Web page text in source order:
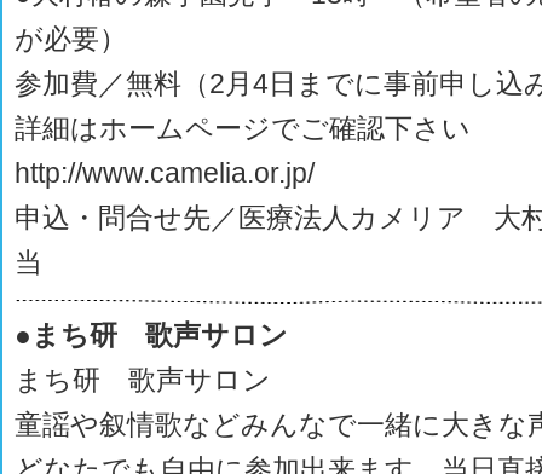
が必要）
参加費／無料（2月4日までに事前申し込
詳細はホームページでご確認下さい
http://www.camelia.or.jp/
申込・問合せ先／医療法人カメリア 大
当
●まち研 歌声サロン
まち研 歌声サロン
童謡や叙情歌などみんなで一緒に大きな